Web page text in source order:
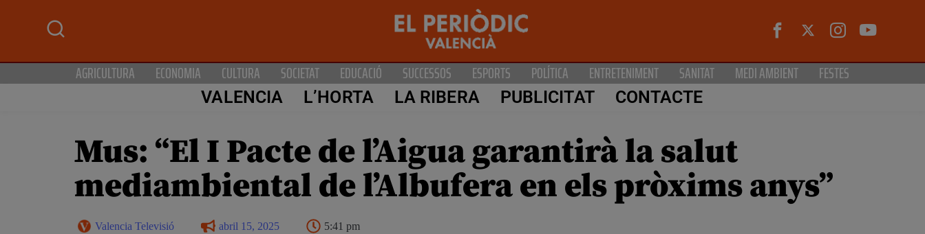
AGRICULTURA ECONOMIA CULTURA SOCIETAT EDUCACIÓ SUCCESSOS ESPORTS POLÍTICA ENTRETENIMENT SANITAT MEDI AMBIENT FESTES
VALENCIA L’HORTA LA RIBERA PUBLICITAT CONTACTE
Mus: “El I Pacte de l’Aigua garantirà la salut
mediambiental de l’Albufera en els pròxims anys”
Valencia Televisió abril 15, 2025 5:41 pm